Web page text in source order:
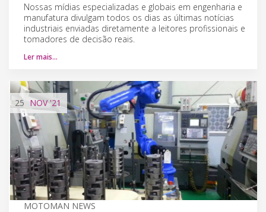
Nossas mídias especializadas e globais em engenharia e
manufatura divulgam todos os dias as últimas notícias
industriais enviadas diretamente a leitores profissionais e
tomadores de decisão reais.
Ler mais…
25 NOV'21
MOTOMAN NEWS